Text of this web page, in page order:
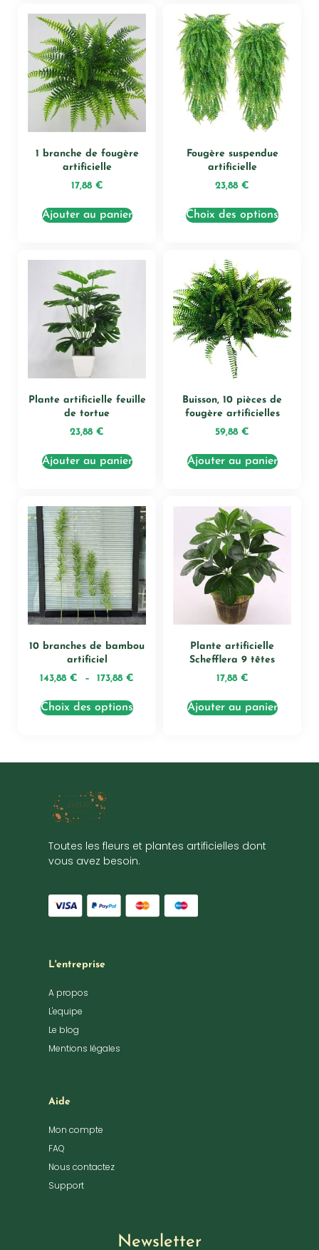
1 branche de fougère
artificielle
17,88 €
Ajouter au panier
Fougère suspendue
artificielle
23,88 €
Choix des options
Plante artificielle feuille
de tortue
23,88 €
Ajouter au panier
Buisson, 10 pièces de
fougère artificielles
59,88 €
Ajouter au panier
10 branches de bambou
artificiel
143,88 € – 173,88 €
Choix des options
Plante artificielle
Schefflera 9 têtes
17,88 €
Ajouter au panier
Toutes les fleurs et plantes artificielles dont
vous avez besoin.
L'entreprise
A propos
L'equipe
Le blog
Mentions légales
Aide
Mon compte
FAQ
Nous contactez
Support
Newsletter